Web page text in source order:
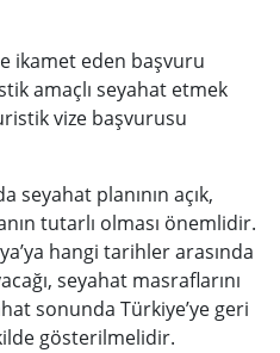
ikamet eden başvuru
amaçlı seyahat etmek
vize başvurusu
seyahat planının açık,
tutarlı olması önemlidir.
hangi tarihler arasında
seyahat masraflarını
sonunda Türkiye’ye geri
gösterilmelidir.